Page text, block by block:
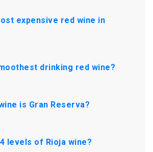
expensive red wine in
drinking red wine?
is Gran Reserva?
levels of Rioja wine?